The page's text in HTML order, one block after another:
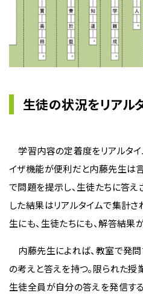
生徒の状況をリアル
学習内容の定着度をリアルタ
イザ機能が便利だと内藤先生は言
で問題を提示し、生徒たちに答え
した結果はリアルタイムで集計さ
生にも、生徒たちにも、解答結果
内藤先生によれば、教室で発問
の考えと答えを持つ。限られた
生徒全員が自分の答えを発信す